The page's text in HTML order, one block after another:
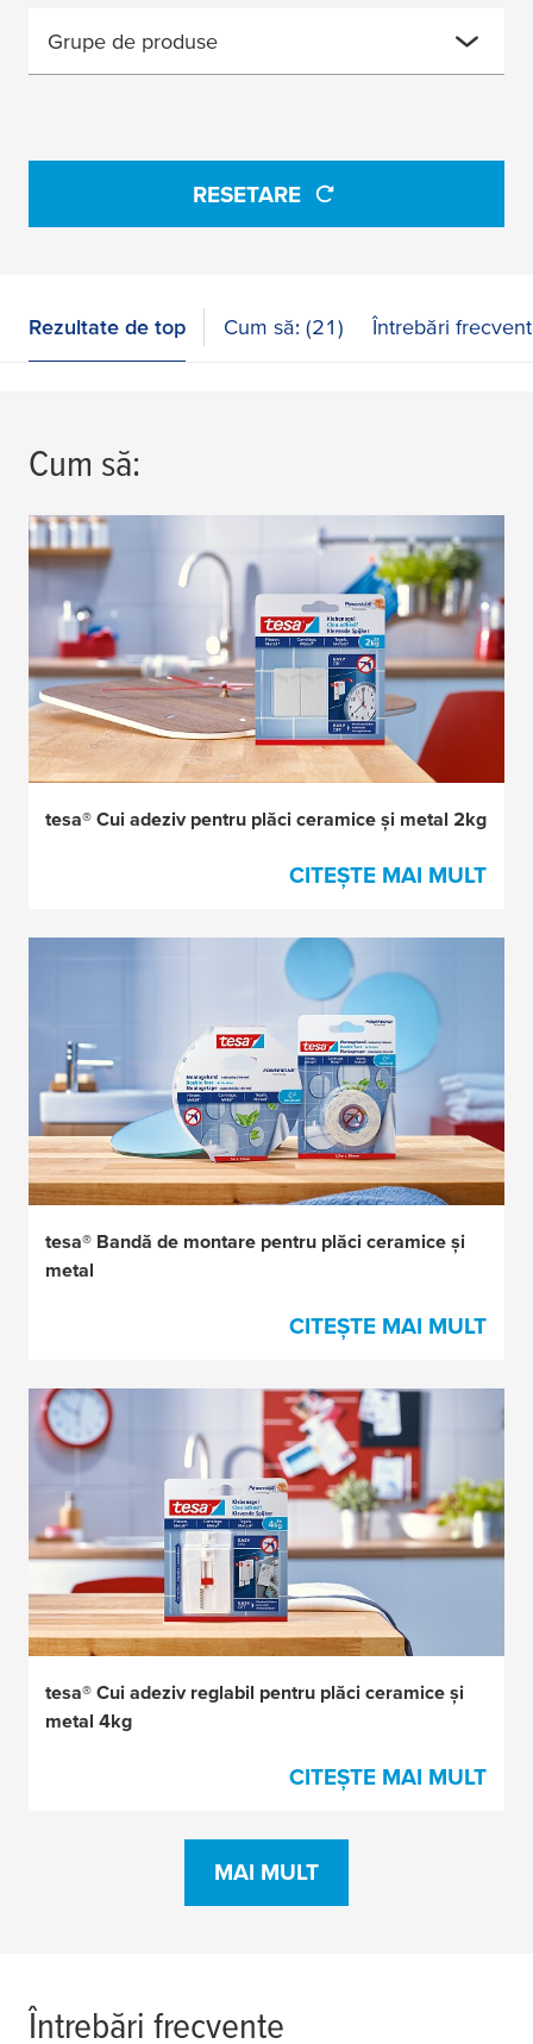
Grupe de produse
RESETARE
Rezultate de top Cum să: (21) Întrebări
Cum să:
tesa® Cui adeziv pentru plăci ceramice și metal 2kg
CITEȘTE MAI MULT
tesa® Bandă de montare pentru plăci ceramice și
metal
CITEȘTE MAI MULT
tesa® Cui adeziv reglabil pentru plăci ceramice și
metal 4kg
CITEȘTE MAI MULT
MAI MULT
Întrebări frecvente